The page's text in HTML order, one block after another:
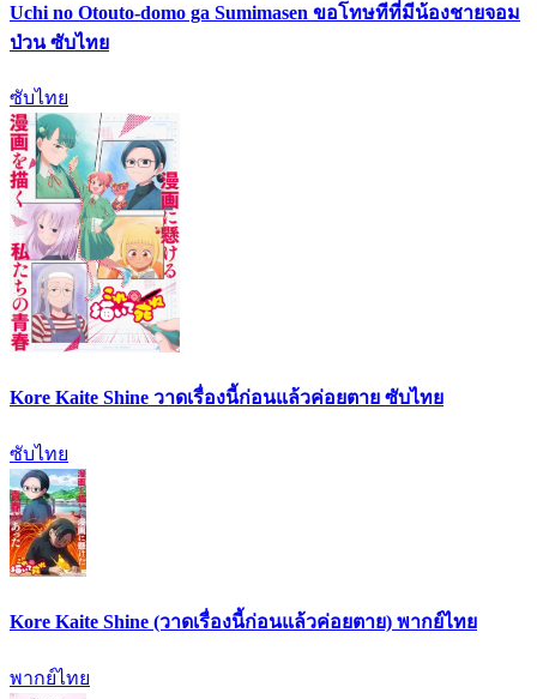
Uchi no Otouto-domo ga Sumimasen ขอโทษทีที่มีน้องชายจอม
ป่วน ซับไทย
ซับไทย
Kore Kaite Shine วาดเรื่องนี้ก่อนแล้วค่อยตาย ซับไทย
ซับไทย
Kore Kaite Shine (วาดเรื่องนี้ก่อนแล้วค่อยตาย) พากย์ไทย
พากย์ไทย